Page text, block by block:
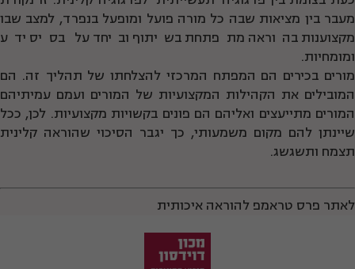
לוח תוצאות
ספריה
צרו קשר
En
العربية
מעבר בין מציאות שבה כל מורה פועל ומופעל בנפרד, למצב שבו
מקצוענות בהוראה מתפתחת בשיתוף וביחד על בסיס ידע
ומומחיות.
מורים בכירים הם המפתח המרכזי להצלחתו של תהליך זה. הם
המובילים את הקהילות המקצועיות של המורים ועמם עמיתיהם
המורים מתייעצים ואליהם הם פונים בקשויות מקצועיות. לכן, ככל
שיינתן להם מקום משמעותי, כך יגבר הסיכוי שהוראה קלינית
תצמח ותשגשג.
לאתר פרס טראמפ להוראה איכותית